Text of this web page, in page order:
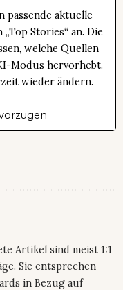
passende aktuelle
Stories“ an. Die
welche Quellen
Modus hervorhebt.
wieder ändern.
Artikel sind meist 1:1
Sie entsprechen
in Bezug auf